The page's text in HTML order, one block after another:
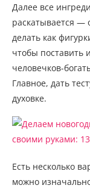
Далее все
раскатывается —
делать как
чтобы поставить
человечков-
Главное, дать
духовке.
Есть несколько
можно